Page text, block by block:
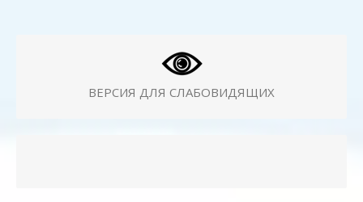
ВЕРСИЯ ДЛЯ СЛАБОВИДЯЩИХ